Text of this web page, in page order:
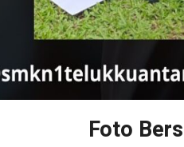
Foto